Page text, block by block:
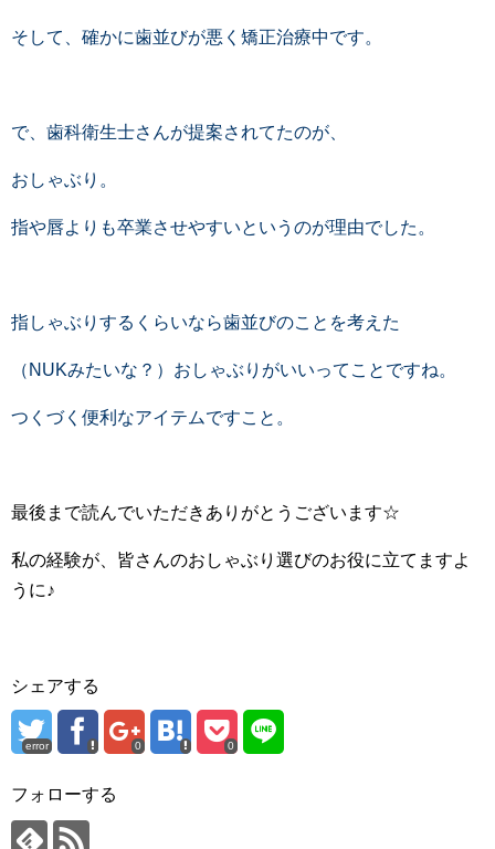
そして、確かに歯並びが悪く矯正治療中です。
で、歯科衛生士さんが提案されてたのが、
おしゃぶり。
指や唇よりも卒業させやすいというのが理由でした。
指しゃぶりするくらいなら歯並びのことを考えた
（NUKみたいな？）おしゃぶりがいいってことですね。
つくづく便利なアイテムですこと。
最後まで読んでいただきありがとうございます☆
私の経験が、皆さんのおしゃぶり選びのお役に立てますよ
うに♪
シェアする
error 0 0
フォローする